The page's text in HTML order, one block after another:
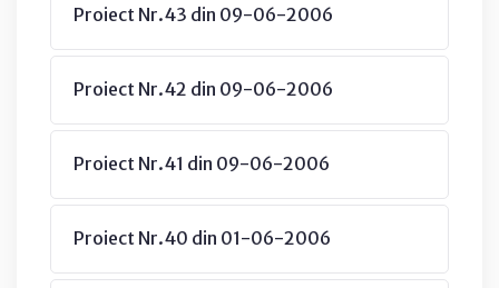
Proiect Nr.43 din 09-06-2006
Proiect Nr.42 din 09-06-2006
Proiect Nr.41 din 09-06-2006
Proiect Nr.40 din 01-06-2006